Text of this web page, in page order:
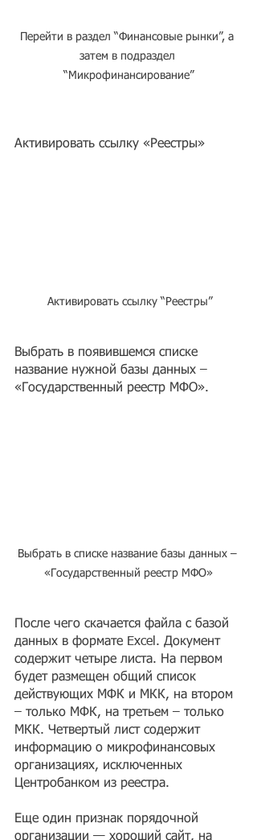
Перейти в раздел “Финансовые рынки”, а
затем в подраздел
“Микрофинансирование”
Активировать ссылку «Реестры»
Активировать ссылку “Реестры”
Выбрать в появившемся списке
название нужной базы данных –
«Государственный реестр МФО».
Выбрать в списке название базы данных –
«Государственный реестр МФО»
После чего скачается файла с базой
данных в формате Excel. Документ
содержит четыре листа. На первом
будет размещен общий список
действующих МФК и МКК, на втором
– только МФК, на третьем – только
МКК. Четвертый лист содержит
информацию о микрофинансовых
организациях, исключенных
Центробанком из реестра.
Еще один признак порядочной
организации — хороший сайт, на